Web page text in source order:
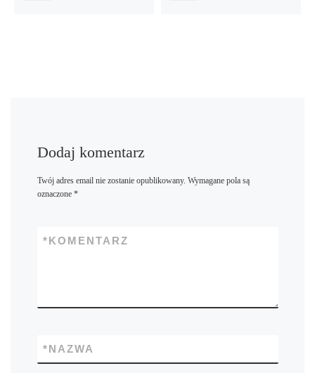
Dodaj komentarz
Twój adres email nie zostanie opublikowany. Wymagane pola są
oznaczone *
KOMENTARZ
*
NAZWA
*